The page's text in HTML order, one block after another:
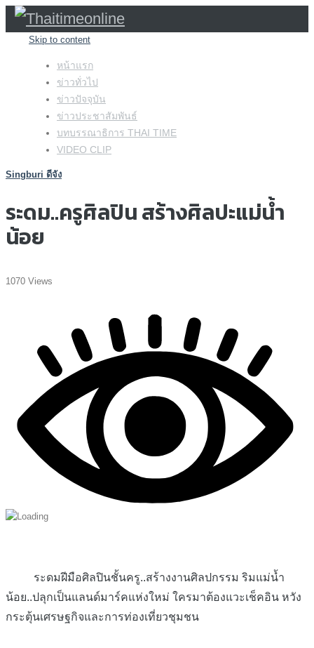
Skip to content
หน้าแรก
ข่าวทั่วไป
ข่าวปัจจุบัน
ข่าวประชาสัมพันธ์
บทบรรณาธิการ THAI TIME
VIDEO CLIP
Singburi ดีจัง
ระดม..ครูศิลปิน สร้างศิลปะแม่น้ำ
น้อย
1070 Views
ระดมฝีมือศิลปินชั้นครู..สร้างงานศิลปกรรม ริมแม่น้ำ
น้อย..ปลุกเป็นแลนด์มาร์คแห่งใหม่ ใครมาต้องแวะเช็คอิน หวัง
กระตุ้นเศรษฐกิจและการท่องเที่ยวชุมชน